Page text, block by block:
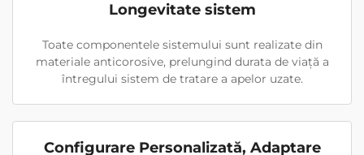
Longevitate sistem
Toate componentele sistemului sunt realizate din
materiale anticorosive, prelungind durata de viață a
întregului sistem de tratare a apelor uzate.
Configurare Personalizată, Adaptare